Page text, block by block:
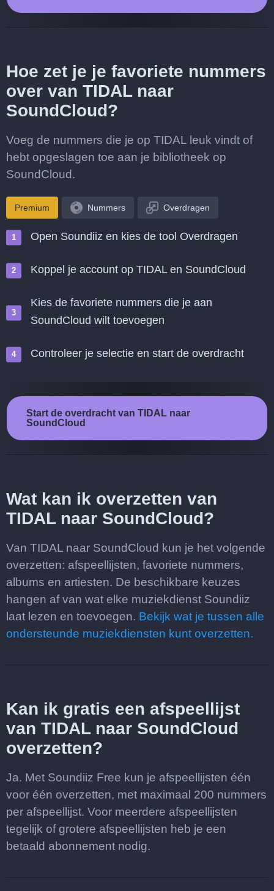
Hoe zet je je favoriete nummers
over van TIDAL naar
SoundCloud?
Voeg de nummers die je op TIDAL leuk vindt of
hebt opgeslagen toe aan je bibliotheek op
SoundCloud.
Premium Nummers Overdragen
Open Soundiiz en kies de tool Overdragen
Koppel je account op TIDAL en SoundCloud
Kies de favoriete nummers die je aan
SoundCloud wilt toevoegen
Controleer je selectie en start de overdracht
Start de overdracht van TIDAL naar
SoundCloud
Wat kan ik overzetten van
TIDAL naar SoundCloud?
Van TIDAL naar SoundCloud kun je het volgende
overzetten: afspeellijsten, favoriete nummers,
albums en artiesten. De beschikbare keuzes
hangen af van wat elke muziekdienst Soundiiz
laat lezen en toevoegen. Bekijk wat je tussen alle
ondersteunde muziekdiensten kunt overzetten.
Kan ik gratis een afspeellijst
van TIDAL naar SoundCloud
overzetten?
Ja. Met Soundiiz Free kun je afspeellijsten één
voor één overzetten, met maximaal 200 nummers
per afspeellijst. Voor meerdere afspeellijsten
tegelijk of grotere afspeellijsten heb je een
betaald abonnement nodig.